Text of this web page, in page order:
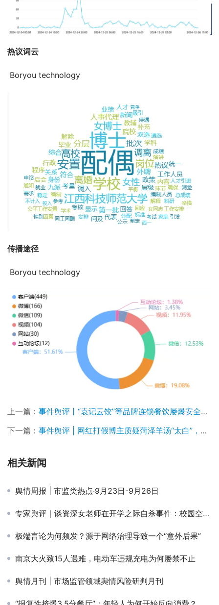
热议词云
Boryou technology
传播途径
Boryou technology
上一篇： 事件舆评丨“袁记云饺”等品牌连锁餐饮屡爆安全问题，工业化餐饮已透支消费者信任
下一篇： 事件舆评 | 网红打假博主质疑菏泽羊汤“太白”，引发公众对食品安全问题的关注
相关新闻
舆情周报 | 市监类热点·9月23日-9月26日
专家舆评｜谈资深女老师在开学之际自杀事件：校园空前的价值危机
极端言论为何频发？源于网络治理导致一个“意外后果”
南京大火致15人遇难，电动车违规充电为何屡禁不止
舆情月刊 | 市场监管领域舆情风险研判月刊